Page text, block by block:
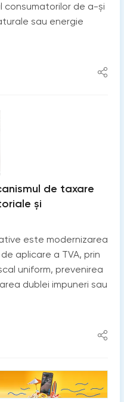
consumatorilor de a-și
sau energie
de taxare
și
este modernizarea
aplicare a TVA, prin
uniform, prevenirea
dublei impuneri sau